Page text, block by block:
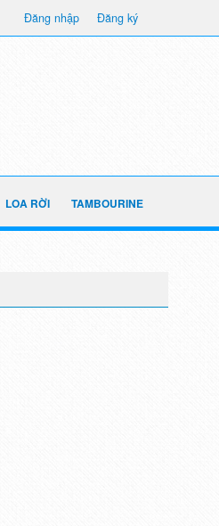
Đăng ký
Đăng nhập
LOA RỜI TAMBOURINE